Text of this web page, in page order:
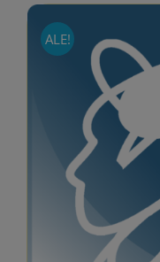
ALE!